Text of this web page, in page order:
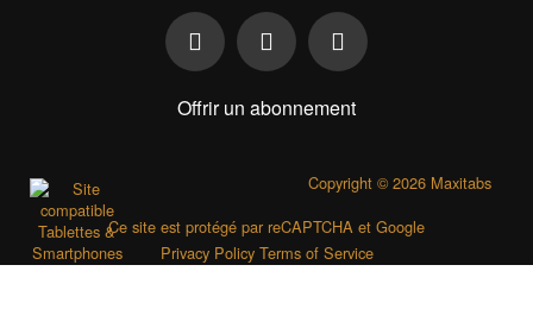
Offrir un abonnement
Copyright © 2026 Maxitabs
Ce site est protégé par reCAPTCHA et Google
Privacy Policy Terms of Service